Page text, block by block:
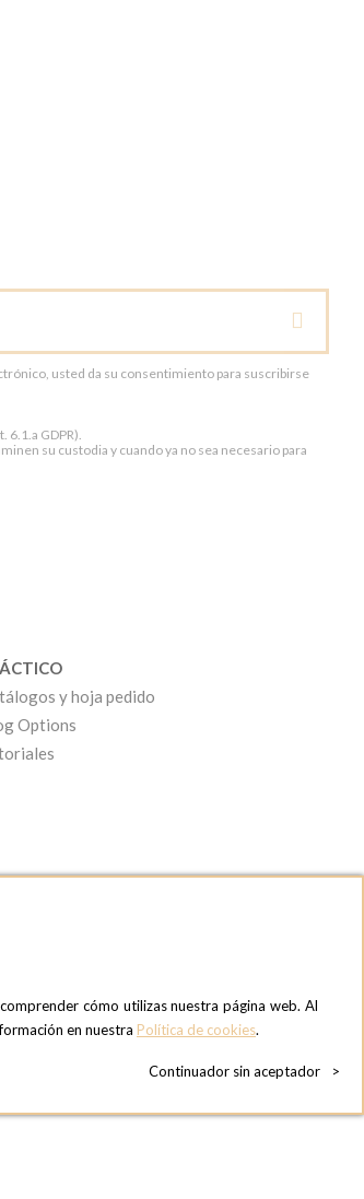
usted da su consentimiento para suscribirse
GDPR).
su custodia y cuando ya no sea necesario para
y hoja pedido
Options
OPTIONS MADRID SHOWROOM
Bárbara de Braganza, 2
cómo utilizas nuestra página web. Al
en nuestra Política de cookies.
Continuador sin aceptador >